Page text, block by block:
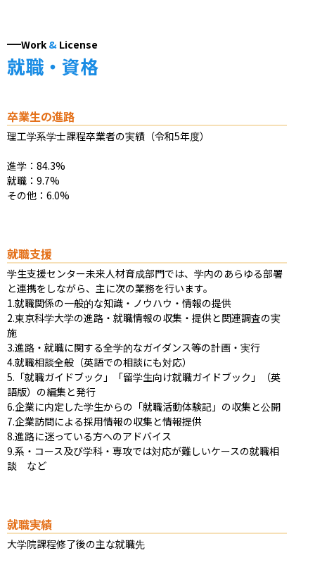
Work & License
就職・資格
卒業生の進路
理工学系学士課程卒業者の実績（令和5年度）
進学：84.3%
就職：9.7%
その他：6.0%
就職支援
学生支援センター未来人材育成部門では、学内のあらゆる部署
と連携をしながら、主に次の業務を行います。
1.就職関係の一般的な知識・ノウハウ・情報の提供
2.東京科学大学の進路・就職情報の収集・提供と関連調査の実
施
3.進路・就職に関する全学的なガイダンス等の計画・実行
4.就職相談全般（英語での相談にも対応）
5.「就職ガイドブック」「留学生向け就職ガイドブック」（英
語版）の編集と発行
6.企業に内定した学生からの「就職活動体験記」の収集と公開
7.企業訪問による採用情報の収集と情報提供
8.進路に迷っている方へのアドバイス
9.系・コース及び学科・専攻では対応が難しいケースの就職相
談　など
就職実績
大学院課程修了後の主な就職先